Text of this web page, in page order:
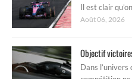
Il est clair
Août 06, 2026
Objectif
Dans l’univers